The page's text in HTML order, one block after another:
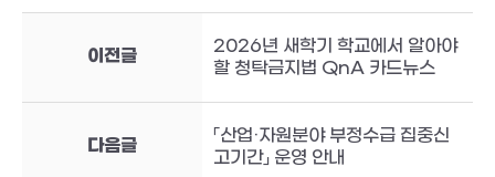
이전글
2026년 새학기 학교에서 알아야
할 청탁금지법 QnA 카드뉴스
다음글
「산업·자원분야 부정수급 집중신
고기간」 운영 안내